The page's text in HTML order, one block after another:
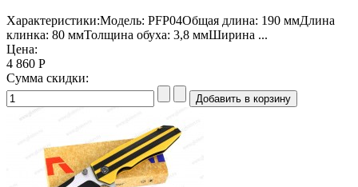
Характеристики:Модель: PFP04Общая длина: 190 ммДлина
клинка: 80 ммТолщина обуха: 3,8 ммШирина ...
Цена:
4 860 Р
Сумма скидки: